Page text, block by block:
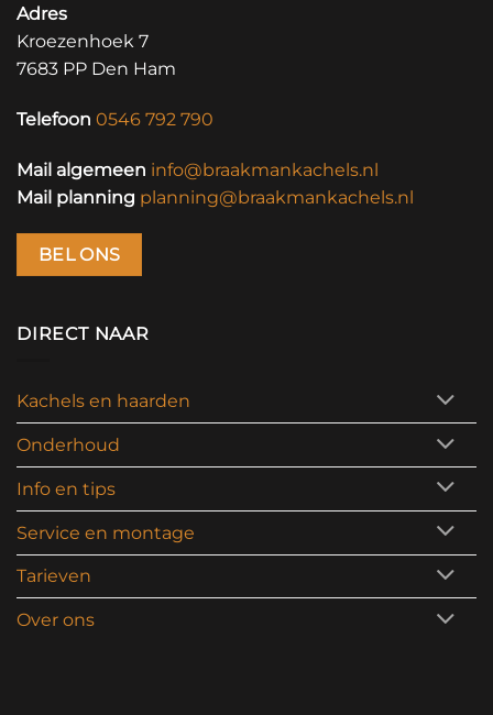
Adres
Kroezenhoek 7
7683 PP Den Ham
Telefoon 0546 792 790
Mail algemeen info@braakmankachels.nl
Mail planning planning@braakmankachels.nl
BEL ONS
DIRECT NAAR
Kachels en haarden
Onderhoud
Info en tips
Service en montage
Tarieven
Over ons